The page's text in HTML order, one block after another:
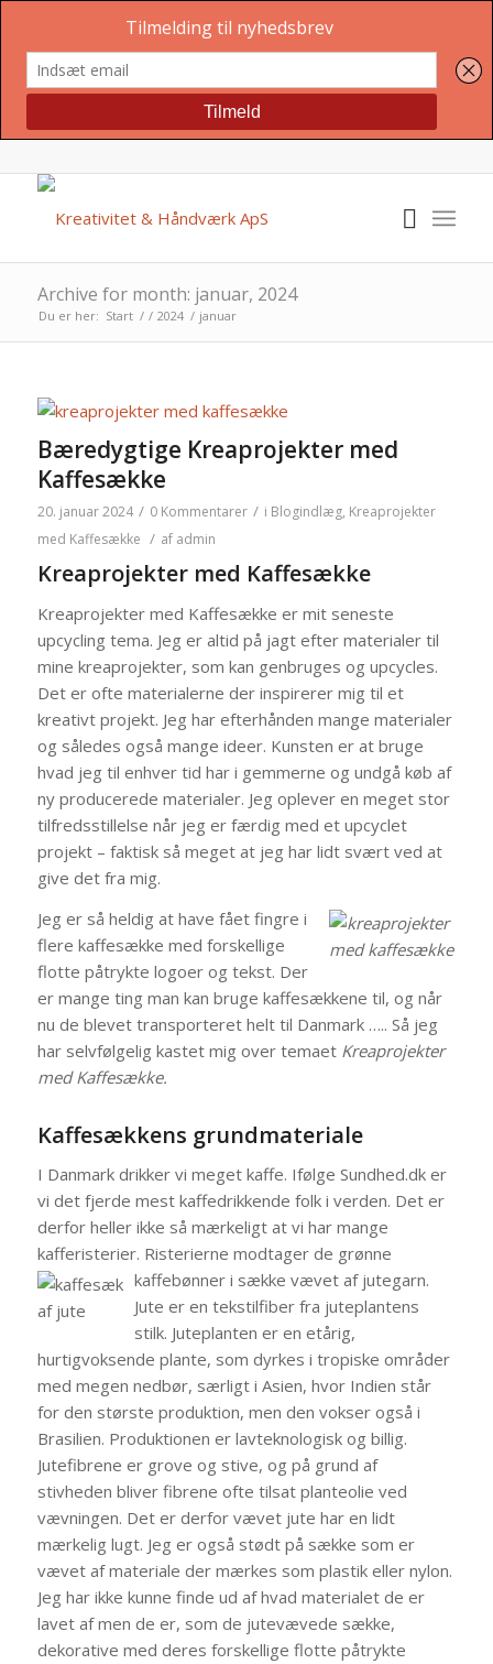
Archive for month: januar, 2024
Du er her: Start / / 2024 / januar
Bæredygtige Kreaprojekter med
Kaffesække
20. januar 2024 / 0 Kommentarer / i Blogindlæg, Kreaprojekter
med Kaffesække / af admin
Kreaprojekter med Kaffesække
Kreaprojekter med Kaffesække er mit seneste
upcycling tema. Jeg er altid på jagt efter materialer til
mine kreaprojekter, som kan genbruges og upcycles.
Det er ofte materialerne der inspirerer mig til et
kreativt projekt. Jeg har efterhånden mange materialer
og således også mange ideer. Kunsten er at bruge
hvad jeg til enhver tid har i gemmerne og undgå køb af
ny producerede materialer. Jeg oplever en meget stor
tilfredsstillelse når jeg er færdig med et upcyclet
projekt – faktisk så meget at jeg har lidt svært ved at
give det fra mig.
Jeg er så heldig at have fået fingre i
flere kaffesække med forskellige
flotte påtrykte logoer og tekst. Der
er mange ting man kan bruge kaffesækkene til, og når
nu de blevet transporteret helt til Danmark ….. Så jeg
har selvfølgelig kastet mig over temaet Kreaprojekter
med Kaffesække.
Kaffesækkens grundmateriale
I Danmark drikker vi meget kaffe. Ifølge Sundhed.dk er
vi det fjerde mest kaffedrikkende folk i verden. Det er
derfor heller ikke så mærkeligt at vi har mange
kafferisterier. Risterierne modtager de grønne
kaffebønner i sække vævet af jutegarn.
Jute er en tekstilfiber fra juteplantens
stilk. Juteplanten er en etårig,
hurtigvoksende plante, som dyrkes i tropiske områder
med megen nedbør, særligt i Asien, hvor Indien står
for den største produktion, men den vokser også i
Brasilien. Produktionen er lavteknologisk og billig.
Jutefibrene er grove og stive, og på grund af
stivheden bliver fibrene ofte tilsat planteolie ved
vævningen. Det er derfor vævet jute har en lidt
mærkelig lugt. Jeg er også stødt på sække som er
vævet af materiale der mærkes som plastik eller nylon.
Jeg har ikke kunne finde ud af hvad materialet de er
lavet af men de er, som de jutevævede sække,
dekorative med deres forskellige flotte påtrykte